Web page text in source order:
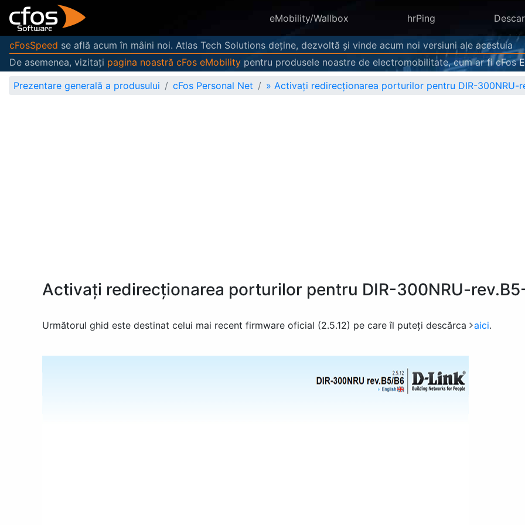
eMobility/Wallbox hrPing
cFosSpeed se află acum în mâini noi. Atlas Tech Solutions deține, dezvoltă și vinde acum noi versiuni ale acestuia
De asemenea, vizitați pagina noastră cFos eMobility pentru produsele noastre de electromobilitate, cum ar fi cFos
Prezentare generală a produsului
cFos Personal Net » Activați redirecționarea porturilor pentru DIR-300NRU-
Activați redirecționarea porturilor pentru DIR-300NRU-
Următorul ghid este destinat celui mai recent firmware oficial (2.5.12) pe care îl puteți descărca aici.